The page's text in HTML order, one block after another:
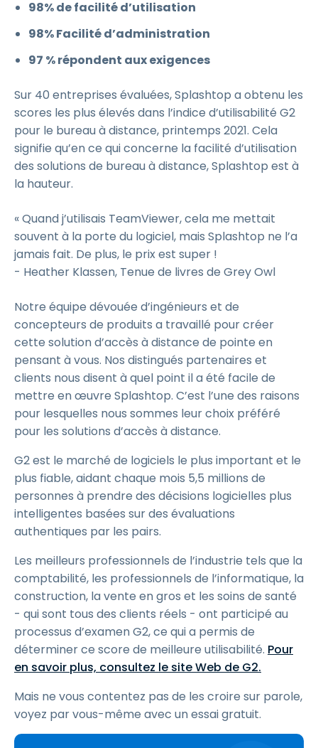
98% de facilité d’utilisation
98% Facilité d’administration
97 % répondent aux exigences
Sur 40 entreprises évaluées, Splashtop a obtenu les
scores les plus élevés dans l’indice d’utilisabilité G2
pour le bureau à distance, printemps 2021. Cela
signifie qu’en ce qui concerne la facilité d’utilisation
des solutions de bureau à distance, Splashtop est à
la hauteur.
« Quand j’utilisais TeamViewer, cela me mettait
souvent à la porte du logiciel, mais Splashtop ne l’a
jamais fait. De plus, le prix est super !
- Heather Klassen, Tenue de livres de Grey Owl
Notre équipe dévouée d’ingénieurs et de
concepteurs de produits a travaillé pour créer
cette solution d’accès à distance de pointe en
pensant à vous. Nos distingués partenaires et
clients nous disent à quel point il a été facile de
mettre en œuvre Splashtop. C’est l’une des raisons
pour lesquelles nous sommes leur choix préféré
pour les solutions d’accès à distance.
G2 est le marché de logiciels le plus important et le
plus fiable, aidant chaque mois 5,5 millions de
personnes à prendre des décisions logicielles plus
intelligentes basées sur des évaluations
authentiques par les pairs.
Les meilleurs professionnels de l’industrie tels que la
comptabilité, les professionnels de l’informatique, la
construction, la vente en gros et les soins de santé
- qui sont tous des clients réels - ont participé au
processus d’examen G2, ce qui a permis de
déterminer ce score de meilleure utilisabilité. Pour
en savoir plus, consultez le site Web de G2.
Mais ne vous contentez pas de les croire sur parole,
voyez par vous-même avec un essai gratuit.